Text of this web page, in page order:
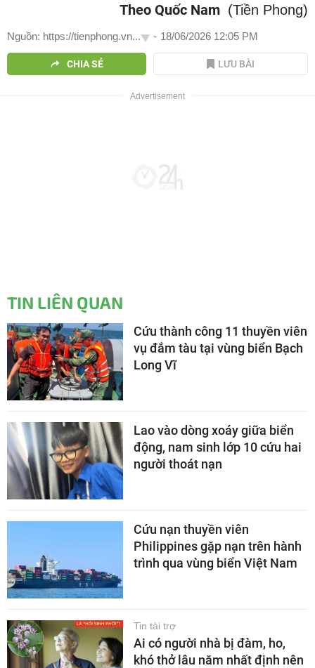
Theo Quốc Nam (Tiền Phong)
Nguồn: https://tienphong.vn... - 18/06/2026 12:05 PM
CHIA SẺ LƯU BÀI
TIN LIÊN QUAN
Cứu thành công 11 thuyền viên
vụ đắm tàu tại vùng biển Bạch
Long Vĩ
Lao vào dòng xoáy giữa biển
động, nam sinh lớp 10 cứu hai
người thoát nạn
Cứu nạn thuyền viên
Philippines gặp nạn trên hành
trình qua vùng biển Việt Nam
Tin tài trợ
Ai có người nhà bị đàm, ho,
khó thở lâu năm nhất định nên